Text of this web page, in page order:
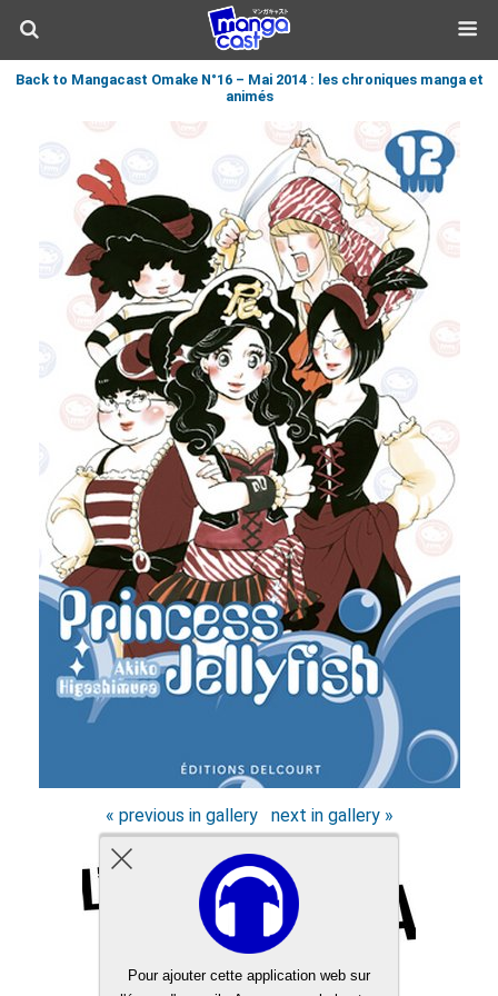
Back to Mangacast Omake N°16 – Mai 2014 : les chroniques manga et
animés
« previous in gallery next in gallery »